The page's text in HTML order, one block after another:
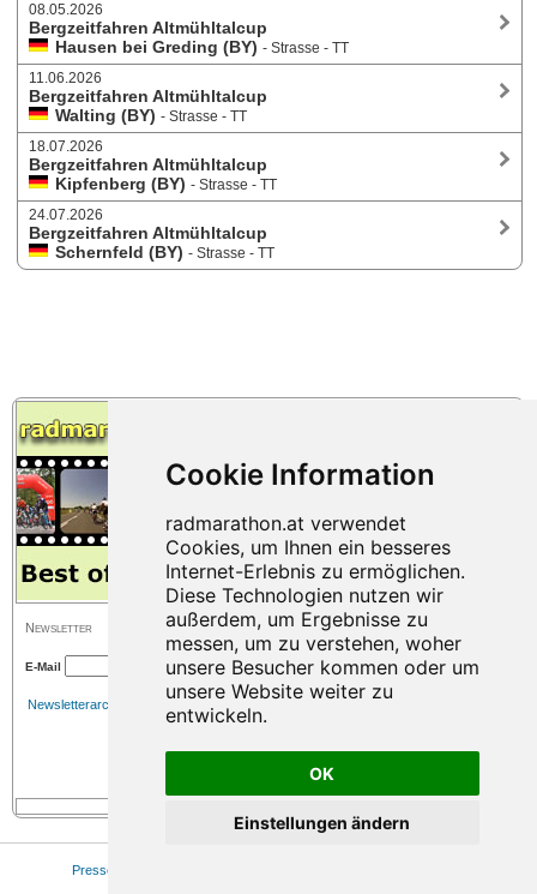
OK
Einstellungen ändern
08.05.2026
Bergzeitfahren Altmühltalcup
Hausen bei Greding (BY) - Strasse - TT
11.06.2026
Bergzeitfahren Altmühltalcup
Walting (BY) - Strasse - TT
18.07.2026
Bergzeitfahren Altmühltalcup
Kipfenberg (BY) - Strasse - TT
24.07.2026
Bergzeitfahren Altmühltalcup
Schernfeld (BY) - Strasse - TT
Newsletter
E-Mail
Newsletterarchiv
Presse